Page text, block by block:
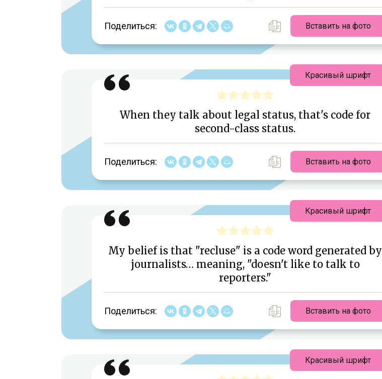
Поделиться: Вставить на фото
When they talk about legal status, that's code for
second-class status.
Поделиться: Вставить на фото
Красивый шрифт
My belief is that "recluse" is a code word generated by
journalists… meaning, "doesn't like to talk to
reporters."
Поделиться: Вставить на фото
Красивый шрифт
Красивый шрифт